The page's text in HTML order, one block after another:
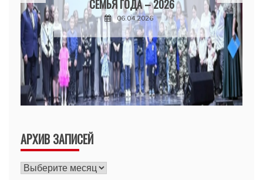
СЕМЬЯ ГОДА – 2026
06.04.2026
АРХИВ ЗАПИСЕЙ
Архив